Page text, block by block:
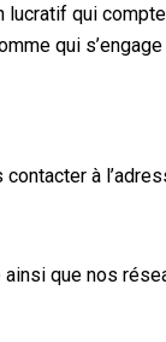
lucratif qui
qui
à
ainsi que nos